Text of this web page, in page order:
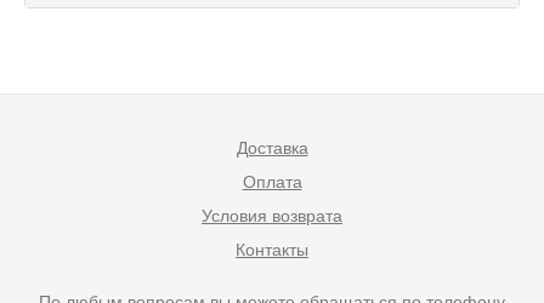
Доставка
Оплата
Условия возврата
Контакты